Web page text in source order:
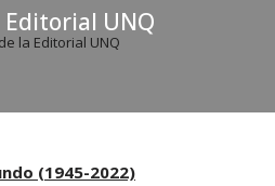
Editorial UNQ
la Editorial UNQ
(1945-2022)